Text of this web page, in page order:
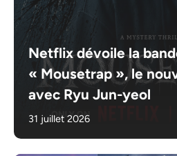
Netflix dévoile la
« Mousetrap », le
avec Ryu Jun-yeol
31 juillet 2026